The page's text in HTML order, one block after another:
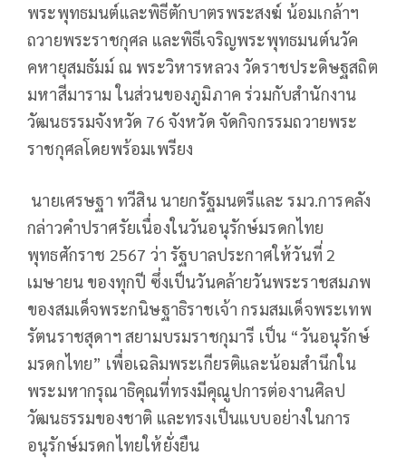
พระพุทธมนต์และพิธีตักบาตรพระสงฆ์ น้อมเกล้าฯ
ถวายพระราชกุศล และพิธีเจริญพระพุทธมนต์นวัค
คหายุสมธัมม์ ณ พระวิหารหลวง วัดราชประดิษฐสถิต
มหาสีมาราม ในส่วนของภูมิภาค ร่วมกับสำนักงาน
วัฒนธรรมจังหวัด 76 จังหวัด จัดกิจกรรมถวายพระ
ราชกุศลโดยพร้อมเพรียง
นายเศรษฐา ทวีสิน นายกรัฐมนตรีและ รมว.การคลัง
กล่าวคำปราศรัยเนื่องในวันอนุรักษ์มรดกไทย
พุทธศักราช 2567 ว่า รัฐบาลประกาศให้วันที่ 2
เมษายน ของทุกปี ซึ่งเป็นวันคล้ายวันพระราชสมภพ
ของสมเด็จพระกนิษฐาธิราชเจ้า กรมสมเด็จพระเทพ
รัตนราชสุดาฯ สยามบรมราชกุมารี เป็น “วันอนุรักษ์
มรดกไทย” เพื่อเฉลิมพระเกียรติและน้อมสำนึกใน
พระมหากรุณาธิคุณที่ทรงมีคุณูปการต่องานศิลป
วัฒนธรรมของชาติ และทรงเป็นแบบอย่างในการ
อนุรักษ์มรดกไทยให้ยั่งยืน